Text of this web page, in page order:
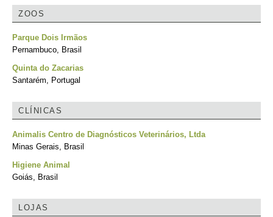
ZOOS
Parque Dois Irmãos
Pernambuco, Brasil
Quinta do Zacarias
Santarém, Portugal
CLÍNICAS
Animalis Centro de Diagnósticos Veterinários, Ltda
Minas Gerais, Brasil
Higiene Animal
Goiás, Brasil
LOJAS